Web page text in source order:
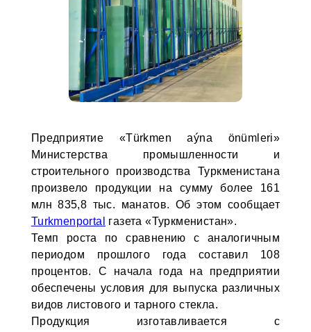
Предприятие «Türkmen aýna önümleri»
Министерства промышленности и
строительного производства Туркменистана
произвело продукции на сумму более 161
млн 835,8 тыс. манатов. Об этом сообщает
Turkmenportal
газета «Туркменистан».
Темп роста по сравнению с аналогичным
периодом прошлого года составил 108
процентов. С начала года на предприятии
обеспечены условия для выпуска различных
видов листового и тарного стекла.
Продукция изготавливается с